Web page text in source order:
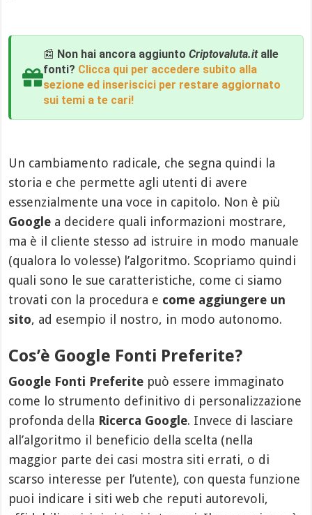
📰 Non hai ancora aggiuntoCriptovaluta.italle
fonti? Clicca qui per accedere subito alla
sezione ed inseriscici per restare aggiornato
sui temi a te cari!
Un cambiamento radicale, che segna quindi la
storia e che permette agli utenti di avere
essenzialmente una voce in capitolo. Non è più
Google a decidere quali informazioni mostrare,
ma è il cliente stesso ad istruire in modo manuale
(qualora lo volesse) l’algoritmo. Scopriamo quindi
quali sono le sue caratteristiche, come ci siamo
trovati con la procedura e come aggiungere un
sito, ad esempio il nostro, in modo autonomo.
Cos’è Google Fonti Preferite?
Google Fonti Preferite può essere immaginato
come lo strumento definitivo di personalizzazione
profonda della Ricerca Google. Invece di lasciare
all’algoritmo il beneficio della scelta (nella
maggior parte dei casi mostra siti errati, o di
scarso interesse per l’utente), con questa funzione
puoi indicare i siti web che reputi autorevoli,